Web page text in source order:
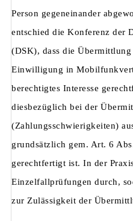
Person gegeneinander
entschied die Konferenz der
(DSK), dass die
Einwilligung in
berechtigtes Interesse
diesbezüglich bei der
(Zahlungsschwierigkeiten)
grundsätzlich gem. Art. 6
gerechtfertigt ist. In der
Einzelfallprüfungen durch,
zur Zulässigkeit der